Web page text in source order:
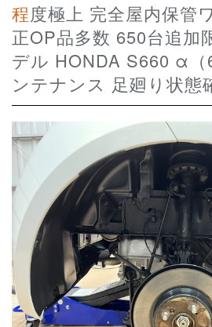
程度極上 完全屋内保管ワンオーナー 純
正OP品多数 650台追加
デル HONDA S660 α（
ンテナンス 足廻り状